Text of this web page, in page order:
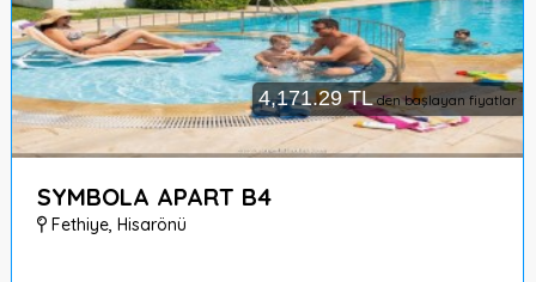
SYMBOLA APART B4
Fethiye, Hisarönü
4,171.29 TL den başlayan fiyatlar